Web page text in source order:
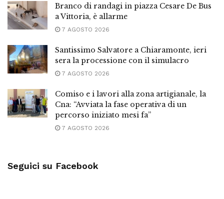
Branco di randagi in piazza Cesare De Bus
a Vittoria, è allarme
7 AGOSTO 2026
Santissimo Salvatore a Chiaramonte, ieri
sera la processione con il simulacro
7 AGOSTO 2026
Comiso e i lavori alla zona artigianale, la
Cna: “Avviata la fase operativa di un
percorso iniziato mesi fa”
7 AGOSTO 2026
Seguici su Facebook